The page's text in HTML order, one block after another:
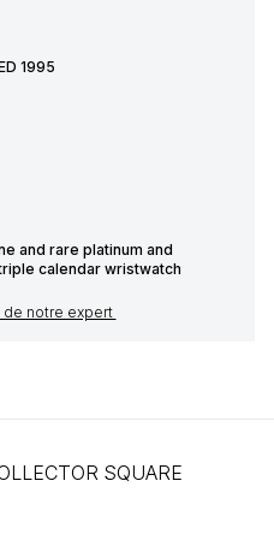
1995
and rare platinum and
calendar wristwatch
de notre expert
SQUARE